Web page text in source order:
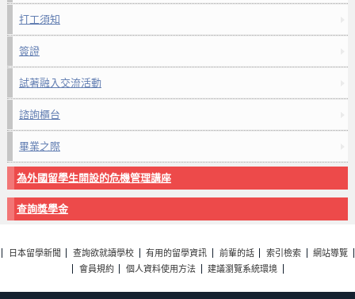
打工須知
簽證
試著融入交流活動
諮詢櫃台
畢業之際
為外國留學生開設的危機管理講座
查詢獎學金
日本留學新聞 查詢欲就讀學校 有用的留學資訊 前輩的話 索引檢索
網站導覽
會員規約
個人資料使用方法 建議瀏覽系統環境